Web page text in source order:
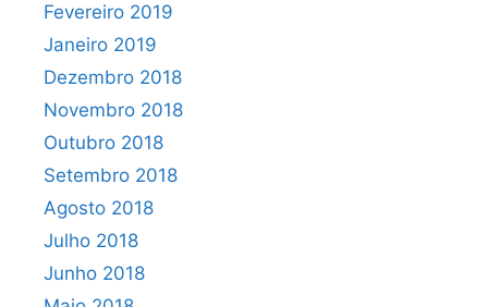
Fevereiro 2019
Janeiro 2019
Dezembro 2018
Novembro 2018
Outubro 2018
Setembro 2018
Agosto 2018
Julho 2018
Junho 2018